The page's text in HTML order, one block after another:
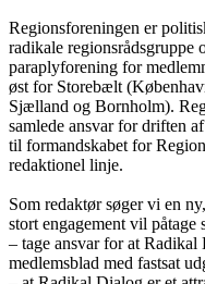
Regionsforeningen er
radikale regionsrådsgruppe
paraplyforening for
øst for Storebælt
Sjælland og Bornholm).
samlede ansvar for driften
til formandskabet for
redaktionel linje.
Som redaktør søger vi en
stort engagement vil påtage
– tage ansvar for at
medlemsblad med fastsat